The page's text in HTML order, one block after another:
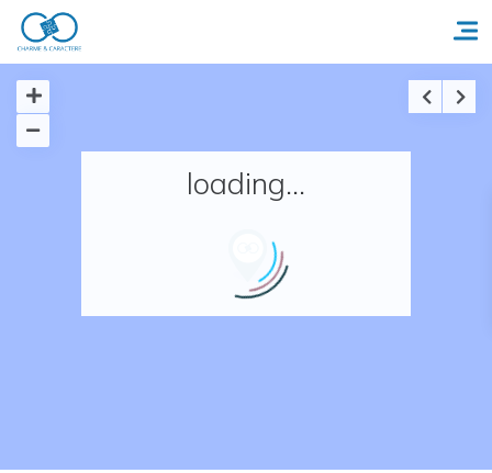
Accueil
Nos adresses en France
loading...